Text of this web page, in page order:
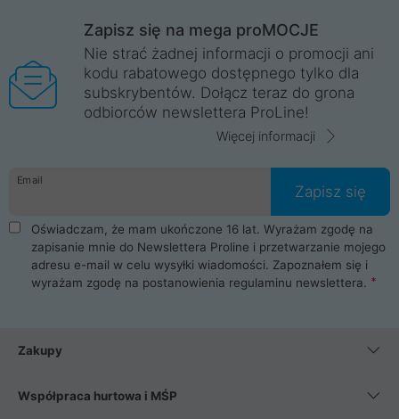
Wrocław, Poznań, Legnica, Katowice, Gliwice, Kalisz, Bytom,
Trzebnica, Opole. Szybka i profesjonalna obsługa!
ProLine to polska firma ze 100% polskim kapitałem. Działamy
legalnie i płacimy podatki w naszym kraju! Posiadamy siedzibę
główną w Mirkowie oraz salony na terenie kraju. Cała
komunikacja ze sklepem komputerowym ProLine jest
danych osobowych. Dlatego zakup notebooka albo laptopa w
ProLine to czysta przyjemność i pełne bezpieczeństwo.
Zaopatrzysz się u nas w akcesoria i części komputerowe
takie jak procesory, karty graficzne, płyty główne, pamięci,
dyski SSD, M.2 oraz HDD. Nasi pracownicy pomogą Ci wybrać
najlepszy zasilacz komputerowy oraz obudowę do komputera.
Poza komputerami mamy również najlepsze na rynku
Smartfony takich producentów jak Xiaomi, Apple, Samsung i
wentylatory. Na koniec mając już to wszystko, możesz
Zapisz się na mega proMOCJE
Nie strać żadnej informacji o promocji ani
kodu rabatowego dostępnego tylko dla
subskrybentów. Dołącz teraz do grona
odbiorców newslettera ProLine!
Więcej informacji
Email
Zapisz się
Oświadczam, że mam ukończone 16 lat. Wyrażam zgodę na
zapisanie mnie do Newslettera Proline i przetwarzanie mojego
adresu e-mail w celu wysyłki wiadomości. Zapoznałem się i
wyrażam zgodę na postanowienia regulaminu newslettera.
Zakupy
Współpraca hurtowa i MŚP